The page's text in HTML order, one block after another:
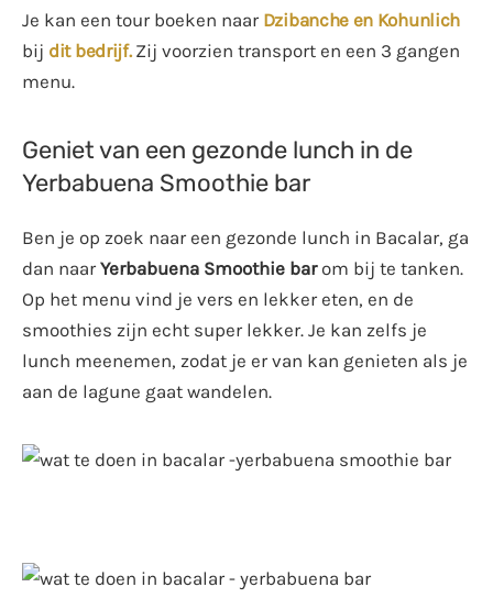
Je kan een tour boeken naar Dzibanche en Kohunlich
bij dit bedrijf.Zij voorzien transport en een 3 gangen
menu.
Geniet van een gezonde lunch in de
Yerbabuena Smoothie bar
Ben je op zoek naar een gezonde lunch in Bacalar, ga
dan naar Yerbabuena Smoothie barom bij te tanken.
Op het menu vind je vers en lekker eten, en de
smoothies zijn echt super lekker. Je kan zelfs je
lunch meenemen, zodat je er van kan genieten als je
aan de lagune gaat wandelen.